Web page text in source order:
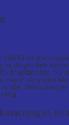
thiết kế và in ấn
tôi chuyên thiết kế
ấn phẩm khác. Sử
máy in công nghệ
có thể. Nhằm mang
inlachong.vn. All